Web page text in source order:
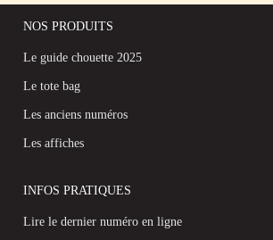
NOS PRODUITS
Le guide chouette 2025
Le tote bag
Les anciens numéros
Les affiches
INFOS PRATIQUES
Lire le dernier numéro en ligne